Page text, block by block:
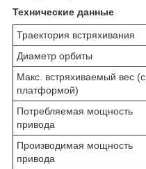
Технические данные
Траектория встряхивания
Диаметр орбиты
Макс. встряхиваемый вес (с
платформой)
Потребляемая мощность
привода
Производимая мощность
привода